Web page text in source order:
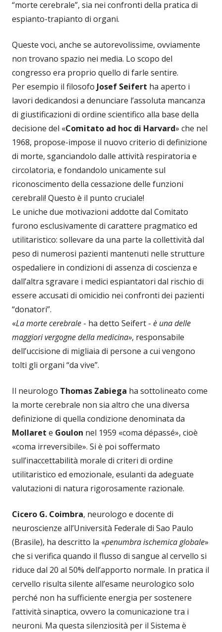
“morte cerebrale”, sia nei confronti della pratica di
espianto-trapianto di organi.
Queste voci, anche se autorevolissime, ovviamente
non trovano spazio nei media. Lo scopo del
congresso era proprio quello di farle sentire.
Per esempio il filosofo Josef Seifert ha aperto i
lavori dedicandosi a denunciare l’assoluta mancanza
di giustificazioni di ordine scientifico alla base della
decisione del «Comitato ad hoc di Harvard» che nel
1968, propose-impose il nuovo criterio di definizione
di morte, sganciandolo dalle attività respiratoria e
circolatoria, e fondandolo unicamente sul
riconoscimento della cessazione delle funzioni
cerebrali! Questo è il punto cruciale!
Le uniche due motivazioni addotte dal Comitato
furono esclusivamente di carattere pragmatico ed
utilitaristico: sollevare da una parte la collettività dal
peso di numerosi pazienti mantenuti nelle strutture
ospedaliere in condizioni di assenza di coscienza e
dall’altra sgravare i medici espiantatori dal rischio di
essere accusati di omicidio nei confronti dei pazienti
“donatori”.
«La morte cerebrale - ha detto Seifert - è una delle
maggiori vergogne della medicina», responsabile
dell’uccisione di migliaia di persone a cui vengono
tolti gli organi “da vive”.
Il neurologo Thomas Zabiega ha sottolineato come
la morte cerebrale non sia altro che una diversa
definizione di quella condizione denominata da
Mollaret e Goulon nel 1959 «coma dépassé», cioè
«coma irreversibile». Si è poi soffermato
sull’inaccettabilità morale di criteri di ordine
utilitaristico ed emozionale, esulanti da adeguate
valutazioni di natura rigorosamente razionale.
Cicero G. Coimbra, neurologo e docente di
neuroscienze all’Università Federale di Sao Paulo
(Brasile), ha descritto la «penumbra ischemica globale»
che si verifica quando il flusso di sangue al cervello si
riduce dal 20 al 50% dell’apporto normale. In pratica il
cervello risulta silente all’esame neurologico solo
perché non ha sufficiente energia per sostenere
l’attività sinaptica, ovvero la comunicazione tra i
neuroni. Ma questa silenziosità per il Sistema è